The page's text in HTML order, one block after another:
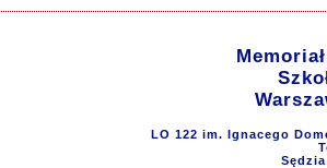
LO 122 im. Ignacego